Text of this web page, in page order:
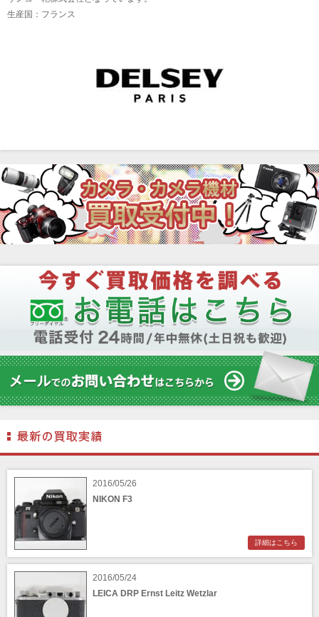
生産国：フランス
2016/05/26
NIKON F3
詳細はこちら
2016/05/24
LEICA DRP Ernst Leitz Wetzlar